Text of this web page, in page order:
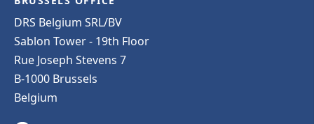
DRS Belgium SRL/BV
Sablon Tower - 19th Floor
Rue Joseph Stevens 7
B-1000 Brussels
Belgium